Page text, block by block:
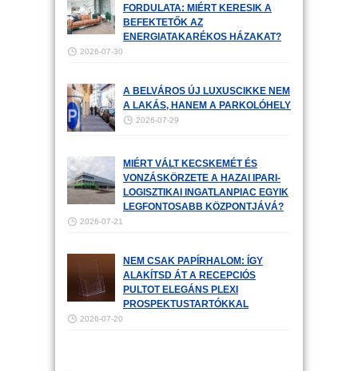
FORDULATA: MIÉRT KERESIK A
BEFEKTETŐK AZ
ENERGIATAKARÉKOS HÁZAKAT?
2026-07-30
A BELVÁROS ÚJ LUXUSCIKKE NEM
A LAKÁS, HANEM A PARKOLÓHELY
2026-07-29
MIÉRT VÁLT KECSKEMÉT ÉS
VONZÁSKÖRZETE A HAZAI IPARI-
LOGISZTIKAI INGATLANPIAC EGYIK
LEGFONTOSABB KÖZPONTJÁVÁ?
2026-07-21
NEM CSAK PAPÍRHALOM: ÍGY
ALAKÍTSD ÁT A RECEPCIÓS
PULTOT ELEGÁNS PLEXI
PROSPEKTUSTARTÓKKAL
2026-07-20